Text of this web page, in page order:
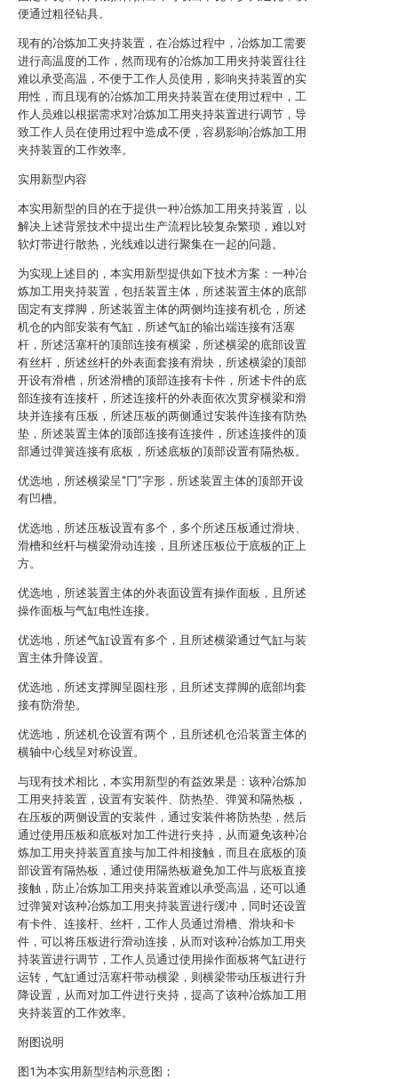
便通过粗径钻具。
现有的冶炼加工夹持装置，在冶炼过程中，冶炼加工需要
进行高温度的工作，然而现有的冶炼加工用夹持装置往往
难以承受高温，不便于工作人员使用，影响夹持装置的实
用性，而且现有的冶炼加工用夹持装置在使用过程中，工
作人员难以根据需求对冶炼加工用夹持装置进行调节，导
致工作人员在使用过程中造成不便，容易影响冶炼加工用
夹持装置的工作效率。
实用新型内容
本实用新型的目的在于提供一种冶炼加工用夹持装置，以
解决上述背景技术中提出生产流程比较复杂繁琐，难以对
软灯带进行散热，光线难以进行聚集在一起的问题。
为实现上述目的，本实用新型提供如下技术方案：一种冶
炼加工用夹持装置，包括装置主体，所述装置主体的底部
固定有支撑脚，所述装置主体的两侧均连接有机仓，所述
机仓的内部安装有气缸，所述气缸的输出端连接有活塞
杆，所述活塞杆的顶部连接有横梁，所述横梁的底部设置
有丝杆，所述丝杆的外表面套接有滑块，所述横梁的顶部
开设有滑槽，所述滑槽的顶部连接有卡件，所述卡件的底
部连接有连接杆，所述连接杆的外表面依次贯穿横梁和滑
块并连接有压板，所述压板的两侧通过安装件连接有防热
垫，所述装置主体的顶部连接有连接件，所述连接件的顶
部通过弹簧连接有底板，所述底板的顶部设置有隔热板。
优选地，所述横梁呈“冂”字形，所述装置主体的顶部开设
有凹槽。
优选地，所述压板设置有多个，多个所述压板通过滑块、
滑槽和丝杆与横梁滑动连接，且所述压板位于底板的正上
方。
优选地，所述装置主体的外表面设置有操作面板，且所述
操作面板与气缸电性连接。
优选地，所述气缸设置有多个，且所述横梁通过气缸与装
置主体升降设置。
优选地，所述支撑脚呈圆柱形，且所述支撑脚的底部均套
接有防滑垫。
优选地，所述机仓设置有两个，且所述机仓沿装置主体的
横轴中心线呈对称设置。
与现有技术相比，本实用新型的有益效果是：该种冶炼加
工用夹持装置，设置有安装件、防热垫、弹簧和隔热板，
在压板的两侧设置的安装件，通过安装件将防热垫，然后
通过使用压板和底板对加工件进行夹持，从而避免该种冶
炼加工用夹持装置直接与加工件相接触，而且在底板的顶
部设置有隔热板，通过使用隔热板避免加工件与底板直接
接触，防止冶炼加工用夹持装置难以承受高温，还可以通
过弹簧对该种冶炼加工用夹持装置进行缓冲，同时还设置
有卡件、连接杆、丝杆，工作人员通过滑槽、滑块和卡
件，可以将压板进行滑动连接，从而对该种冶炼加工用夹
持装置进行调节，工作人员通过使用操作面板将气缸进行
运转，气缸通过活塞杆带动横梁，则横梁带动压板进行升
降设置，从而对加工件进行夹持，提高了该种冶炼加工用
夹持装置的工作效率。
附图说明
图1为本实用新型结构示意图；